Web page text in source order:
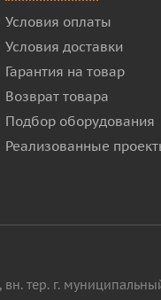
Условия оплаты
Условия доставки
Гарантия на товар
Возврат товара
Подбор оборудования
Реализованные
тер. г.